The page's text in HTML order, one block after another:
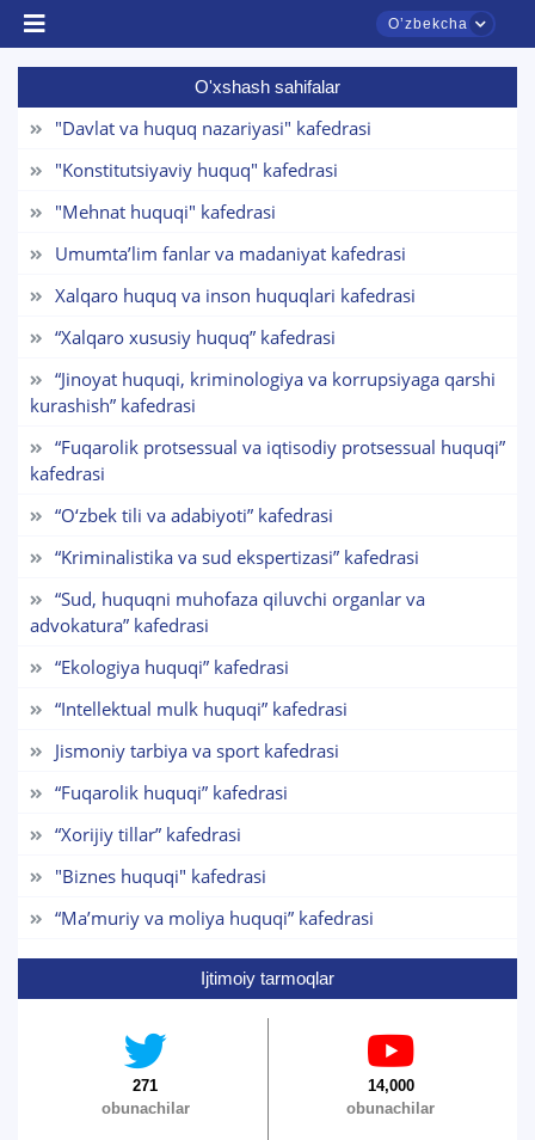
Oʼzbekcha
O'xshash sahifalar
"Davlat va huquq nazariyasi" kafedrasi
"Konstitutsiyaviy huquq" kafedrasi
"Mehnat huquqi" kafedrasi
Umumta’lim fanlar va madaniyat kafedrasi
Xalqaro huquq va inson huquqlari kafedrasi
“Xalqaro xususiy huquq” kafedrasi
“Jinoyat huquqi, kriminologiya va korrupsiyaga qarshi
kurashish” kafedrasi
“Fuqarolik protsessual va iqtisodiy protsessual huquqi”
kafedrasi
“O‘zbek tili va adabiyoti” kafedrasi
“Kriminalistika va sud ekspertizasi” kafedrasi
“Sud, huquqni muhofaza qiluvchi organlar va
advokatura” kafedrasi
“Ekologiya huquqi” kafedrasi
“Intellektual mulk huquqi” kafedrasi
Jismoniy tarbiya va sport kafedrasi
“Fuqarolik huquqi” kafedrasi
“Xorijiy tillar” kafedrasi
"Biznes huquqi" kafedrasi
“Maʼmuriy va moliya huquqi” kafedrasi
Ijtimoiy tarmoqlar
271
obunachilar
14,000
obunachilar
TDYU qabul murojaatlari chati
Onlayn
Assalomu alaykum! TDYU qabul murojaatlari
chatiga xush kelibsiz.
chatda qoldiring.
savollar chiqadi:
1. Hujjatlar (bakalavr) (5)
3. Suhbat (bakalavr) (8)